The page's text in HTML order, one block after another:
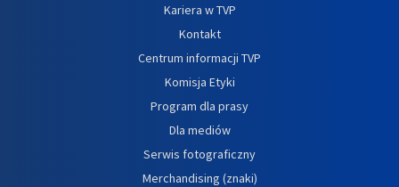
Kariera w TVP
Kontakt
Centrum informacji TVP
Komisja Etyki
Program dla prasy
Dla mediów
Serwis fotograficzny
Merchandising (znaki)